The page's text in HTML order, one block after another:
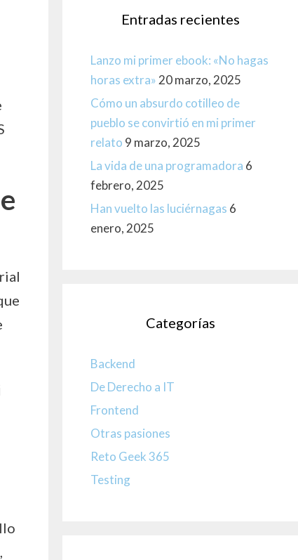
Entradas recientes
Lanzo mi primer ebook: «No hagas
horas extra» 20 marzo, 2025
Cómo un absurdo cotilleo de
pueblo se convirtió en mi primer
relato 9 marzo, 2025
La vida de una programadora 6
febrero, 2025
Han vuelto las luciérnagas 6
enero, 2025
Categorías
Backend
De Derecho a IT
Frontend
Otras pasiones
Reto Geek 365
Testing